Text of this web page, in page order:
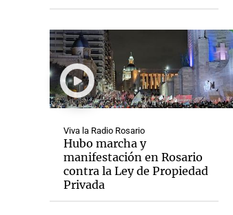
Viva la Radio Rosario
Hubo marcha y
manifestación en Rosario
contra la Ley de Propiedad
Privada
Notas